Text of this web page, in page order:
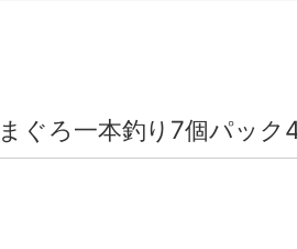
ぐろ一本釣り7個パック